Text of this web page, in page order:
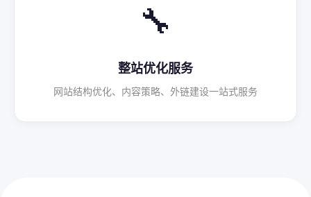
🔧
整站优化服务
网站结构优化、内容策略、外链建设一站式服务